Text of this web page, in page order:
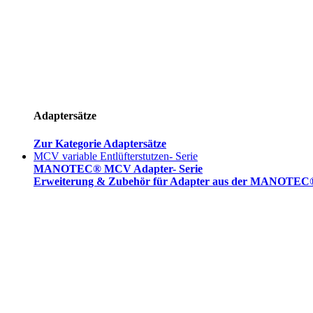
Adaptersätze
Zur Kategorie Adaptersätze
MCV variable Entlüfterstutzen- Serie
MANOTEC® MCV Adapter- Serie
Erweiterung & Zubehör für Adapter aus der